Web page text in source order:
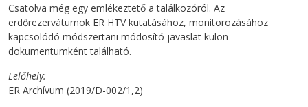
Csatolva még egy emlékeztető a találkozóról. Az
erdőrezervátumok ER HTV kutatásához, monitorozásához
kapcsolódó módszertani módosító javaslat külön
dokumentumként található.
Lelőhely
ER Archívum (2019/D-002/1,2)